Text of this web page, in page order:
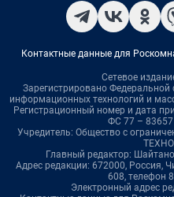
Контактные данные для
Сетевое
Зарегистрировано Федеральной
информационных технологий и
Регистрационный номер и дата
ФС 77 – 83657
Учредитель: Общество с
Главный редактор:
Адрес редакции: 672000, Россия,
608, телефон
Электронный адрес